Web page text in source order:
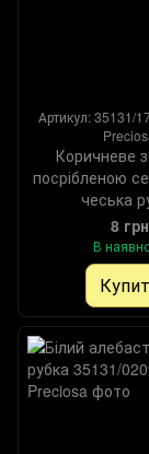
Артикул: 35131/
Коричневе
посрібленою
чеська
8 грн
В